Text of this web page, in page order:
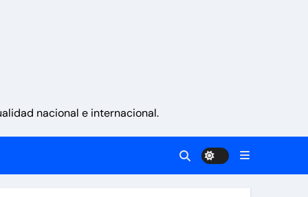
7 de agosto 2026
nacional e internacional.